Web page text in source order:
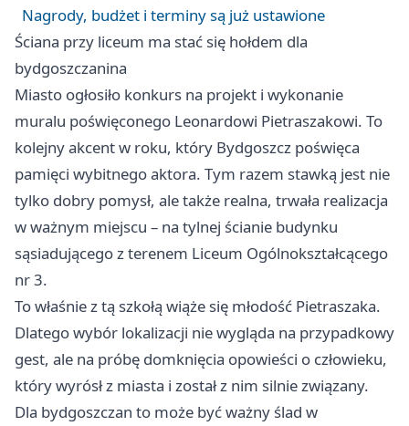
Nagrody, budżet i terminy są już ustawione
Ściana przy liceum ma stać się hołdem dla
bydgoszczanina
Miasto ogłosiło konkurs na projekt i wykonanie
muralu poświęconego Leonardowi Pietraszakowi. To
kolejny akcent w roku, który Bydgoszcz poświęca
pamięci wybitnego aktora. Tym razem stawką jest nie
tylko dobry pomysł, ale także realna, trwała realizacja
w ważnym miejscu – na tylnej ścianie budynku
sąsiadującego z terenem Liceum Ogólnokształcącego
nr 3.
To właśnie z tą szkołą wiąże się młodość Pietraszaka.
Dlatego wybór lokalizacji nie wygląda na przypadkowy
gest, ale na próbę domknięcia opowieści o człowieku,
który wyrósł z miasta i został z nim silnie związany.
Dla bydgoszczan to może być ważny ślad w